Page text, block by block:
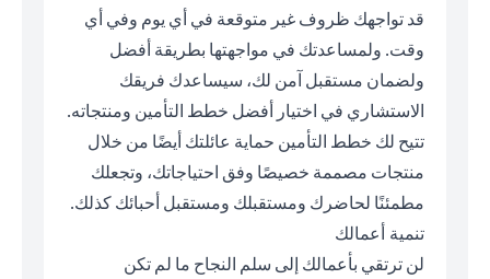
قد تواجهك ظروف غير متوقعة في أي يوم وفي أي
وقت. ولمساعدتك في مواجهتها بطريقة أفضل
ولضمان مستقبل آمن لك، سيساعدك فريقك
الاستشاري في اختيار أفضل خطط التأمين ومنتجاته.
تتيح لك خطط التأمين حماية عائلتك أيضًا من خلال
منتجات مصممة خصيصًا وفق احتياجاتك، وتجعلك
مطمئنًا لحاضرك ومستقبلك ومستقبل أحبائك كذلك.
تنمية أعمالك
لن ترتقي بأعمالك إلى سلم النجاح ما لم تكن